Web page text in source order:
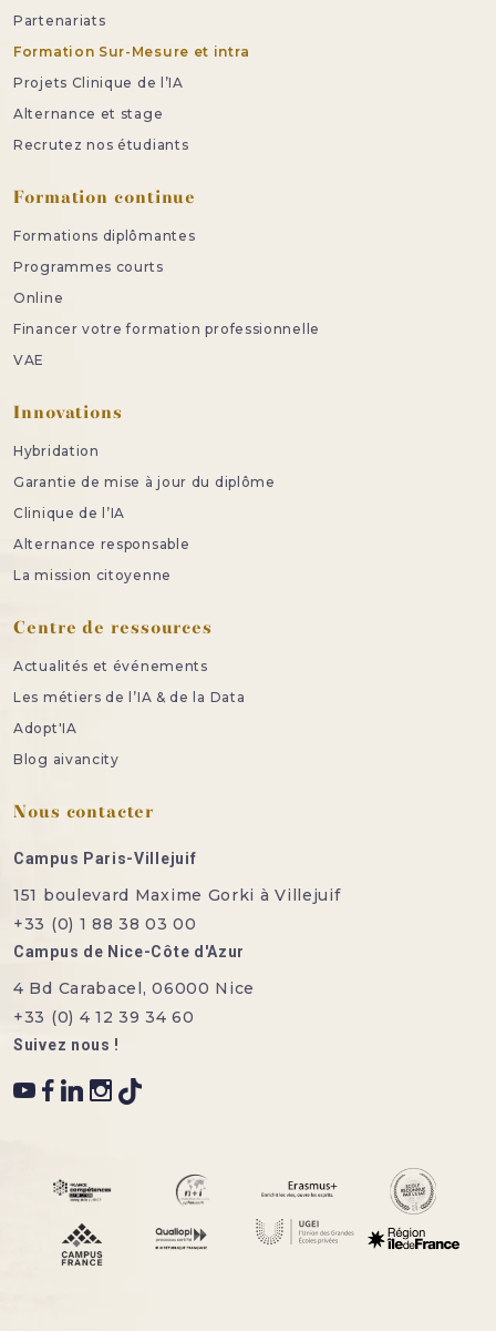
Partenariats
Formation Sur-Mesure et intra
Projets Clinique de l’IA
Alternance et stage
Recrutez nos étudiants
Formation continue
Formations diplômantes
Programmes courts
Online
Financer votre formation professionnelle
VAE
Innovations
Hybridation
Garantie de mise à jour du diplôme
Clinique de l’IA
Alternance responsable
La mission citoyenne
Centre de ressources
Actualités et événements
Les métiers de l’IA & de la Data
Adopt'IA
Blog aivancity
Nous contacter
Campus Paris-Villejuif
151 boulevard Maxime Gorki à Villejuif
+33 (0) 1 88 38 03 00
Campus de Nice-Côte d'Azur
4 Bd Carabacel, 06000 Nice
+33 (0) 4 12 39 34 60
Suivez nous !